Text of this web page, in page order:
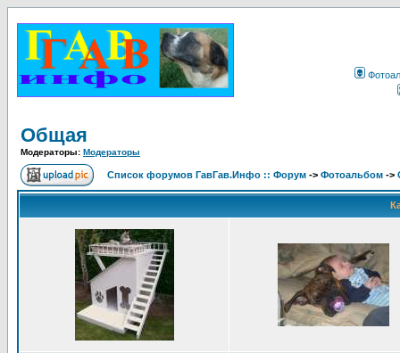
Общая
Модераторы: Модераторы
Список форумов ГавГав.Инфо :: Форум -> Фотоальбом ->